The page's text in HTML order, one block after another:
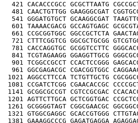
421 CACACCCGCC GCGCTTAATG
481 CAACTGTTGG GAAGGGCGAT
541 GGGATGTGCT GCAAGGCGAT
601 TAAAACGACG GCCAGTGAGC
661 CCGCGGTGGC GGCCGCTCTA
721 CTTTCGGTCG GGCGCTGCGG
781 CACCAGGTGC GCGGTCCTTC
841 TCGTAGAAGG GGAGGTTGCG
901 TCGGCCGCCT CCACTCCGGG
961 GGCGAGACGC CGACGGTGGC
1021 AGGCCTTCCA TCTGTTGCTG
1081 CCGATCTCGG CGAACACCGC
1141 GCGGCGCCGT CGTCCGCGAC
1201 AGTTCTTGCA GCTCGGTGAC
1261 GCGGGGTAGT CGGCGAACGC
1321 GTGGCGAGGC GCACCGTGGG
1381 GAAAGGCCCG GAGATGAGGA